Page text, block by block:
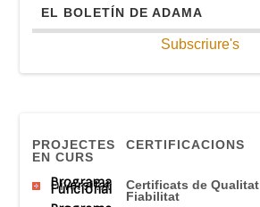
EL BOLETÍN DE ADAMA
Subscriure's
PROJECTES
EN CURS
Programa
Diversitat
Funcional
CERTIFICACIONS
Certificats de Qualitat
Fiabilitat